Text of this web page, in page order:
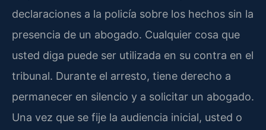
declaraciones a la policía sobre los hechos sin la
presencia de un abogado. Cualquier cosa que
usted diga puede ser utilizada en su contra en el
tribunal. Durante el arresto, tiene derecho a
permanecer en silencio y a solicitar un abogado.
Una vez que se fije la audiencia inicial, usted o